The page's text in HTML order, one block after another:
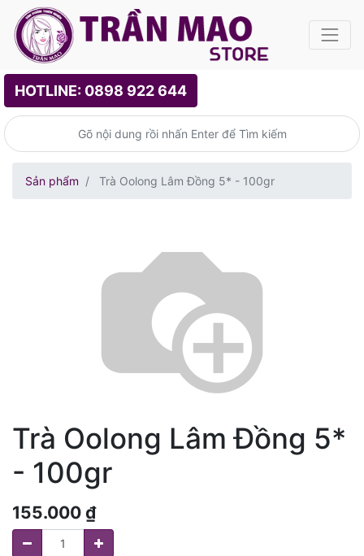
HOTLINE: 0898 922 644
Sản phẩm Trà Oolong Lâm Đồng 5* - 100gr
Trà Oolong Lâm Đồng 5*
- 100gr
155.000 ₫